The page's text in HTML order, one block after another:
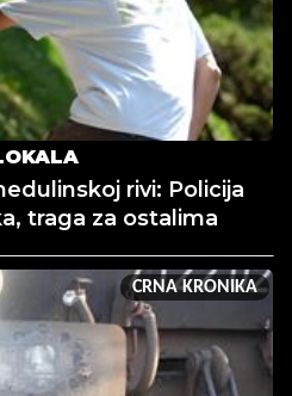
rivi: Policija
traga za ostalima
CRNA KRONIKA